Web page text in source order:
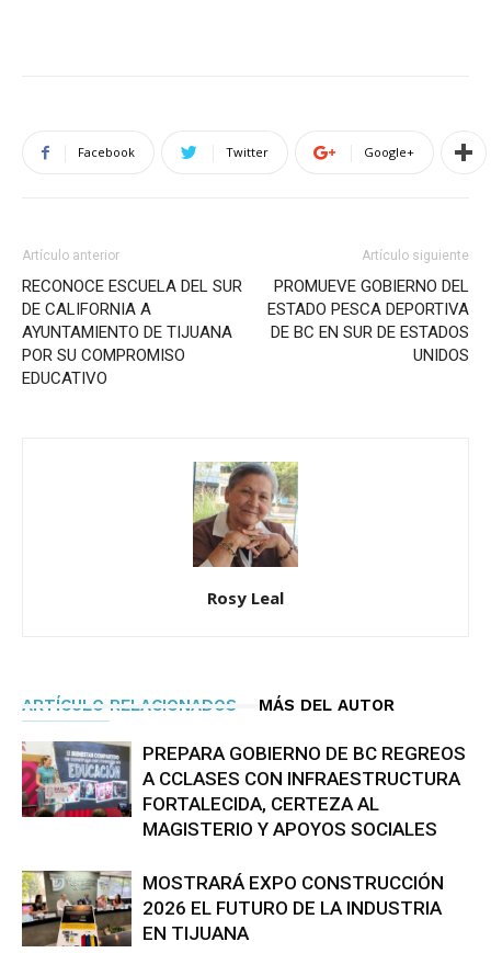
Facebook Twitter Google+
Artículo anterior
RECONOCE ESCUELA DEL SUR
DE CALIFORNIA A
AYUNTAMIENTO DE TIJUANA
POR SU COMPROMISO
EDUCATIVO
Artículo siguiente
PROMUEVE GOBIERNO DEL
ESTADO PESCA DEPORTIVA
DE BC EN SUR DE ESTADOS
UNIDOS
Rosy Leal
ARTÍCULO RELACIONADOS MÁS DEL AUTOR
PREPARA GOBIERNO DE BC REGREOS
A CCLASES CON INFRAESTRUCTURA
FORTALECIDA, CERTEZA AL
MAGISTERIO Y APOYOS SOCIALES
MOSTRARÁ EXPO CONSTRUCCIÓN
2026 EL FUTURO DE LA INDUSTRIA
EN TIJUANA